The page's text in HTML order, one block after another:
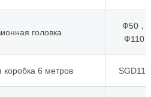
головка
Ф50，
Ф110
коробка 6 метров SGD110